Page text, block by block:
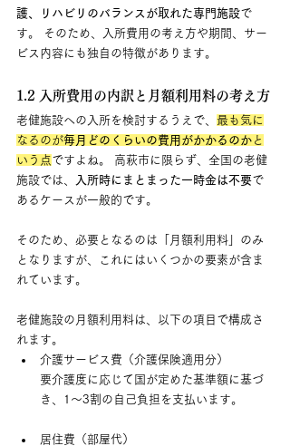
護、リハビリのバランスが取れた専門施設で
す。 そのため、入所費用の考え方や期間、サー
ビス内容にも独自の特徴があります。
1.2 入所費用の内訳と月額利用料の考え方
老健施設への入所を検討するうえで、 最も気に
なるのが毎月どのくらいの費用がかかるのか と
いう点ですよね。 高萩市に限らず、全国の老健
施設では、
入所時にまとまった一時金は不要で
あるケースが一般的です。
そのため、必要となるのは「月額利用料」のみ
となりますが、これにはいくつかの要素が含ま
れています。
老健施設の月額利用料は、以下の項目で構成さ
れます。
介護サービス費（介護保険適用分）
要介護度に応じて国が定めた基準額に基づ
き、1〜3割の自己負担を支払います。
居住費（部屋代）